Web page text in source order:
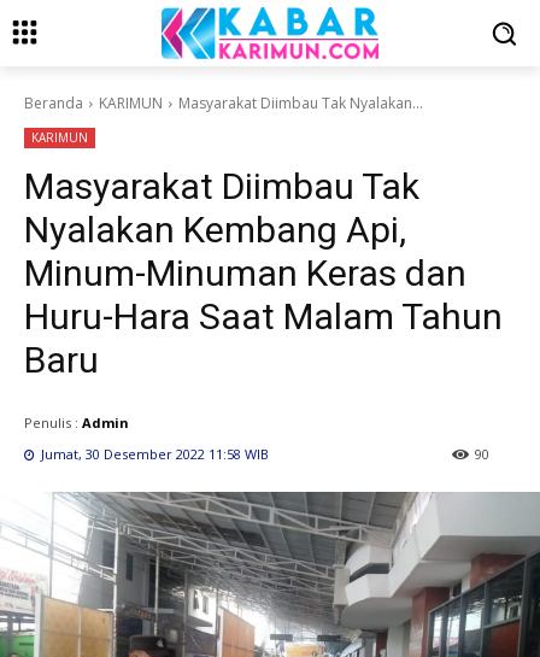
Beranda KARIMUN Masyarakat Diimbau Tak Nyalakan...
KARIMUN
Masyarakat Diimbau Tak
Nyalakan Kembang Api,
Minum-Minuman Keras dan
Huru-Hara Saat Malam Tahun
Baru
Penulis : Admin
Jumat, 30 Desember 2022 11:58 WIB
90